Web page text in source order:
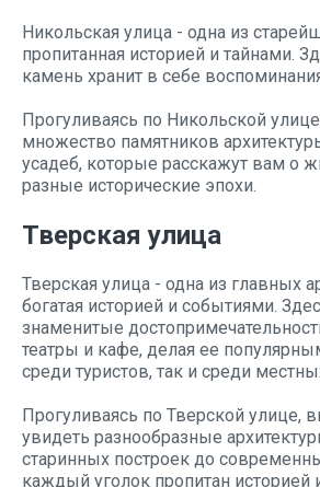
Никольская улица - одна из
пропитанная историей и тайнами.
камень хранит в себе
Прогуливаясь по Никольской
множество памятников
усадеб, которые расскажут вам о
разные исторические эпохи.
Тверская улица
Тверская улица - одна из главных
богатая историей и событиями.
знаменитые
театры и кафе, делая ее
среди туристов, так и среди
Прогуливаясь по Тверской улице,
увидеть разнообразные
старинных построек до
каждый уголок пропитан историей